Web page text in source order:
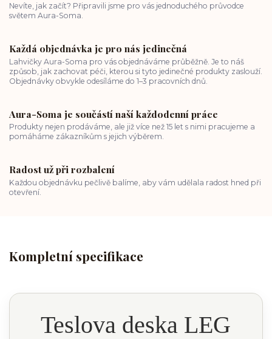
Nevíte, jak začít? Připravili jsme pro vás jednoduchého průvodce
světem Aura-Soma.
Každá objednávka je pro nás jedinečná
Lahvičky Aura-Soma pro vás objednáváme průběžně. Je to náš
způsob, jak zachovat péči, kterou si tyto jedinečné produkty zaslouží.
Objednávky obvykle odesíláme do 1–3 pracovních dnů.
Aura-Soma je součástí naší každodenní práce
Produkty nejen prodáváme, ale již více než 15 let s nimi pracujeme a
pomáháme zákazníkům s jejich výběrem.
Radost už při rozbalení
Každou objednávku pečlivě balíme, aby vám udělala radost hned při
otevření.
Kompletní specifikace
Teslova deska LEG